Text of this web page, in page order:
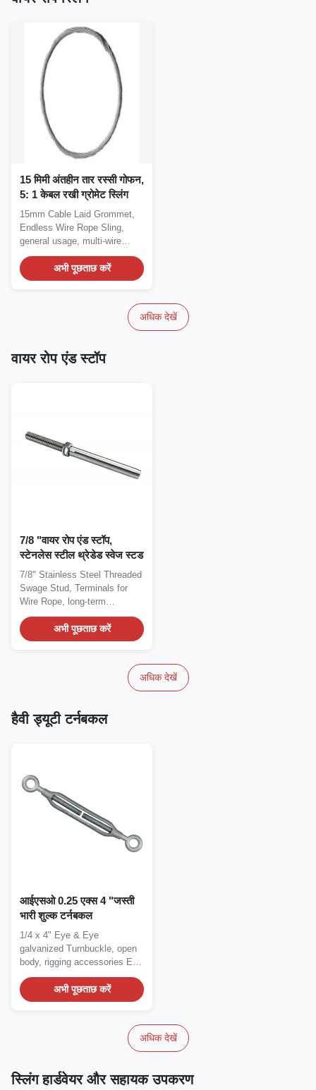
15 मिमी अंतहीन तार रस्सी गोफन,
5: 1 केबल रखी ग्रोमेट स्लिंग
15mm Cable Laid Grommet,
Endless Wire Rope Sling,
general usage, multi-wire
strands sling Grommet...
अभी पूछताछ करें
अधिक देखें
वायर रोप एंड स्टॉप
7/8 "वायर रोप एंड स्टॉप,
स्टेनलेस स्टील थ्रेडेड स्वेज स्टड
7/8" Stainless Steel Threaded
Swage Stud, Terminals for
Wire Rope, long-term
durability Wire...
अभी पूछताछ करें
अधिक देखें
हैवी ड्यूटी टर्नबकल
आईएसओ 0.25 एक्स 4 "जस्ती
भारी शुल्क टर्नबकल
1/4 x 4" Eye & Eye
galvanized Turnbuckle, open
body, rigging accessories Eye
& Eye...
अभी पूछताछ करें
अधिक देखें
स्लिंग हार्डवेयर और सहायक उपकरण